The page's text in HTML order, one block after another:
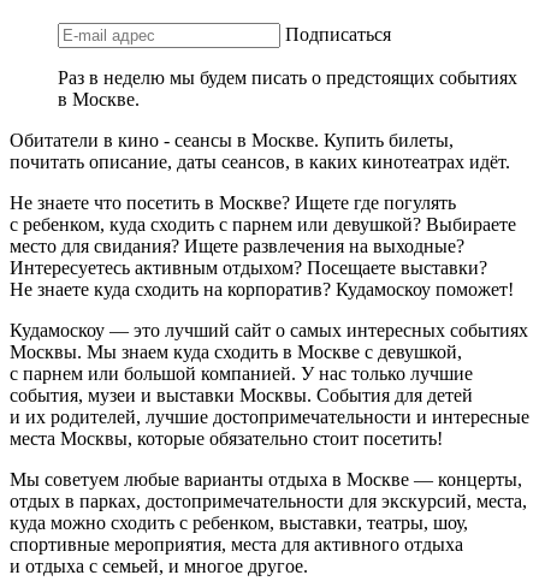
Подписаться
Раз в неделю мы будем писать о предстоящих событиях
в Москве.
Обитатели в кино - сеансы в Москве. Купить билеты,
почитать описание, даты сеансов, в каких кинотеатрах идёт.
Не знаете что посетить в Москве? Ищете где погулять
с ребенком, куда сходить с парнем или девушкой? Выбираете
место для свидания? Ищете развлечения на выходные?
Интересуетесь активным отдыхом? Посещаете выставки?
Не знаете куда сходить на корпоратив? Кудамоскоу поможет!
Кудамоскоу — это лучший сайт о самых интересных событиях
Москвы. Мы знаем куда сходить в Москве с девушкой,
с парнем или большой компанией. У нас только лучшие
события, музеи и выставки Москвы. События для детей
и их родителей, лучшие достопримечательности и интересные
места Москвы, которые обязательно стоит посетить!
Мы советуем любые варианты отдыха в Москве — концерты,
отдых в парках, достопримечательности для экскурсий, места,
куда можно сходить с ребенком, выставки, театры, шоу,
спортивные мероприятия, места для активного отдыха
и отдыха с семьей, и многое другое.